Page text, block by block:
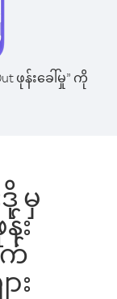
ဖုန်းခေါ်မှု” ကို
မှ
း
က်
း